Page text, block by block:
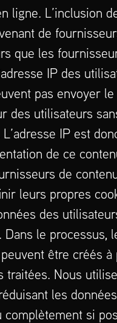
ligne. L’inclusion
de
que les
IP des
pas envoyer
des utilisateurs
L’adresse IP est
de ce
de
leurs propres
des
Dans le processus,
être créés
traitées. Nous
les
complètement si